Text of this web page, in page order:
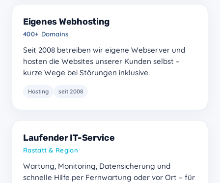
Eigenes Webhosting
400+ Domains
Seit 2008 betreiben wir eigene Webserver und
hosten die Websites unserer Kunden selbst –
kurze Wege bei Störungen inklusive.
Hosting seit 2008
Laufender IT-Service
Rastatt & Region
Wartung, Monitoring, Datensicherung und
schnelle Hilfe per Fernwartung oder vor Ort – für